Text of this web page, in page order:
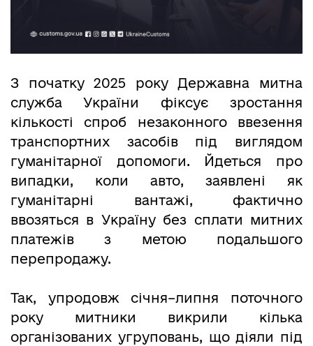
З початку 2025 року Державна митна
служба України фіксує зростання
кількості спроб незаконного ввезення
транспортних засобів під виглядом
гуманітарної допомоги. Йдеться про
випадки, коли авто, заявлені як
гуманітарні вантажі, фактично
ввозяться в Україну без сплати митних
платежів з метою подальшого
перепродажу.
Так, упродовж січня–липня поточного
року митники викрили кілька
організованих угруповань, що діяли під